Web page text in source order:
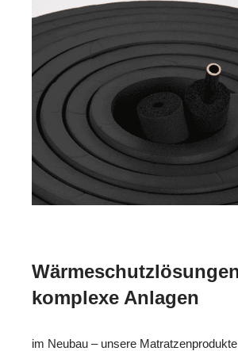
komplexe Anlagen
im Neubau – unsere